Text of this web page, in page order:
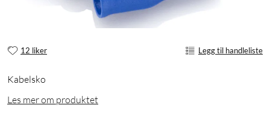
12 liker Legg til handleliste
Kabelsko
Les mer om produktet